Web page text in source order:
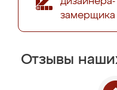
замерщика
Отзывы